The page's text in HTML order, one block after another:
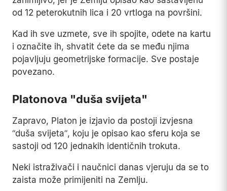
od 12 peterokutnih lica i 20 vrtloga na površini.
Kad ih sve uzmete, sve ih spojite, odete na kartu
i označite ih, shvatit ćete da se među njima
pojavljuju geometrijske formacije. Sve postaje
povezano.
Platonova "duša svijeta"
Zapravo, Platon je izjavio da postoji izvjesna
“duša svijeta”, koju je opisao kao sferu koja se
sastoji od 120 jednakih identičnih trokuta.
Neki istraživači i naučnici danas vjeruju da se to
zaista može primijeniti na Zemlju.